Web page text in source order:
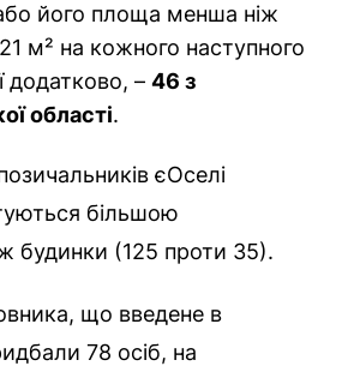
його площа менша ніж
м² на кожного наступного
додатково, – 46 з
області.
єОселі
більшою
будинки (125 проти 35).
що введене в
78 осіб, на